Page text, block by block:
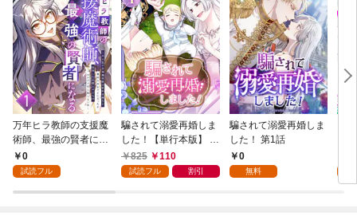
万年ヒラ教師の支援魔
術師、最強の賢者にな
る～不人気の支援魔術
師は給料泥棒だと魔術
が、出世した元教え子
0
試読フル
騙されて溺愛再婚しま
した！【単行本版】 1
巻825 110
試読フル 割引
騙されて溺愛再婚しま
した！ 第1話
0
無料